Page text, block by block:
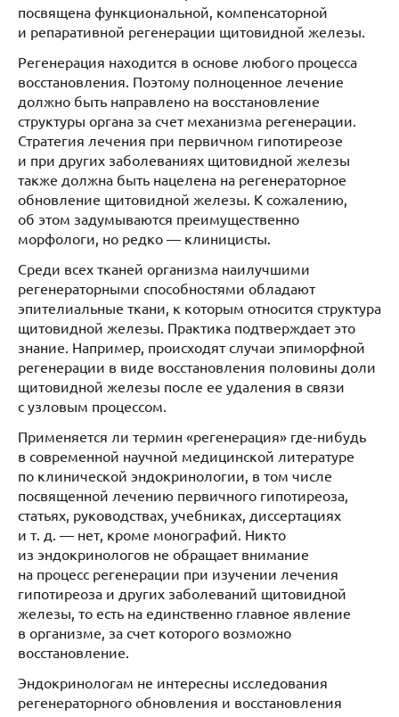
посвящена функциональной, компенсаторной
и репаративной регенерации щитовидной железы.
Регенерация находится в основе любого процесса
восстановления. Поэтому полноценное лечение
должно быть направлено на восстановление
структуры органа за счет механизма регенерации.
Стратегия лечения при первичном гипотиреозе
и при других заболеваниях щитовидной железы
также должна быть нацелена на регенераторное
обновление щитовидной железы. К сожалению,
об этом задумываются преимущественно
морфологи, но редко — клиницисты.
Среди всех тканей организма наилучшими
регенераторными способностями обладают
эпителиальные ткани, к которым относится структура
щитовидной железы. Практика подтверждает это
знание. Например, происходят случаи эпиморфной
регенерации в виде восстановления половины доли
щитовидной железы после ее удаления в связи
с узловым процессом.
Применяется ли термин «регенерация» где-нибудь
в современной научной медицинской литературе
по клинической эндокринологии, в том числе
посвященной лечению первичного гипотиреоза,
статьях, руководствах, учебниках, диссертациях
и т. д. — нет, кроме монографий. Никто
из эндокринологов не обращает внимание
на процесс регенерации при изучении лечения
гипотиреоза и других заболеваний щитовидной
железы, то есть на единственно главное явление
в организме, за счет которого возможно
восстановление.
Эндокринологам не интересны исследования
регенераторного обновления и восстановления